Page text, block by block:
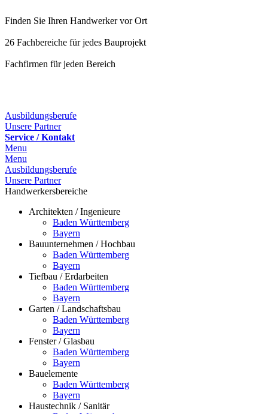
Finden Sie Ihren Handwerker vor Ort
26 Fachbereiche für jedes Bauprojekt
Fachfirmen für jeden Bereich
Ausbildungsberufe
Unsere Partner
Service / Kontakt
Menu
Menu
Ausbildungsberufe
Unsere Partner
Handwerkersbereiche
Architekten / Ingenieure
Baden Württemberg
Bayern
Bauunternehmen / Hochbau
Baden Württemberg
Bayern
Tiefbau / Erdarbeiten
Baden Württemberg
Bayern
Garten / Landschaftsbau
Baden Württemberg
Bayern
Fenster / Glasbau
Baden Württemberg
Bayern
Bauelemente
Baden Württemberg
Bayern
Haustechnik / Sanitär